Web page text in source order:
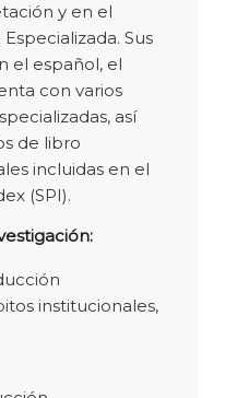
y en el
Sus
el español, el
con varios
así
de libro
incluidas en el
(SPI).
institucionales,